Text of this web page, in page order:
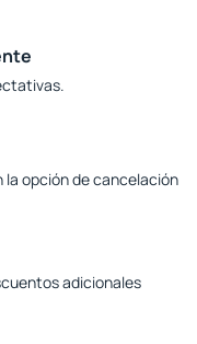
la opción de cancelación
adicionales